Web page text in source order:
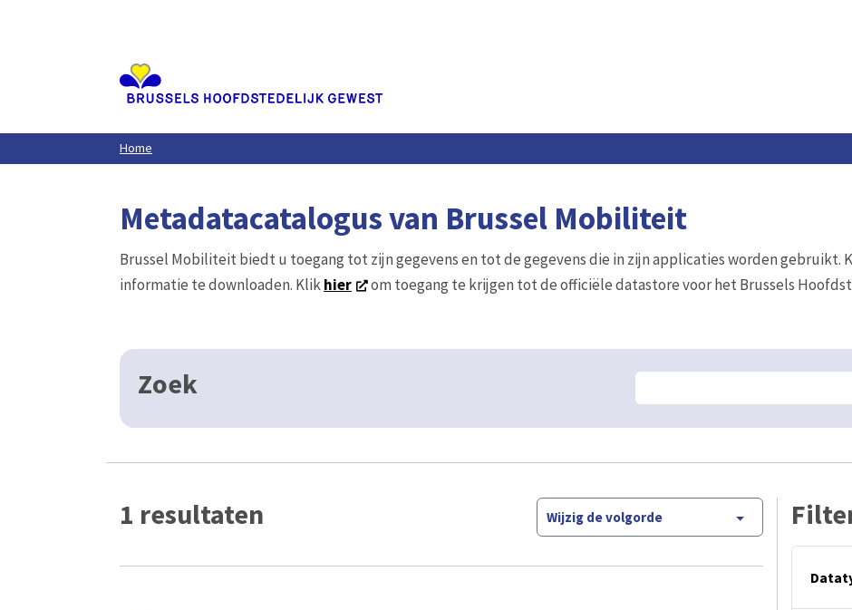
Home
Metadatacatalogus van Brussel Mobiliteit
Brussel Mobiliteit biedt u toegang tot zijn gegevens en tot de gegevens die in zijn applicaties worden gebruikt.
informatie te downloaden. Klikhier om toegang te krijgen tot de officiële datastore voor het Brussels
Zoek
1 resultaten Wijzig de volgorde